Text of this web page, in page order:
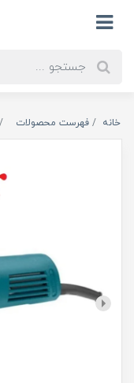
خانه فهرست محصولات